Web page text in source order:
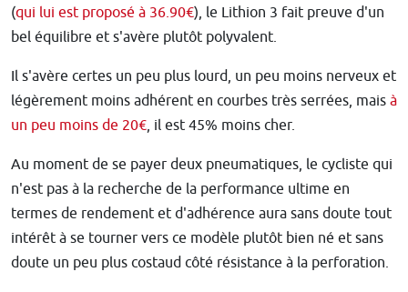
(qui lui est proposé à 36.90€), le Lithion 3 fait preuve d'un
bel équilibre et s'avère plutôt polyvalent.
Il s'avère certes un peu plus lourd, un peu moins nerveux et
légèrement moins adhérent en courbes très serrées, mais à
un peu moins de 20€, il est 45% moins cher.
Au moment de se payer deux pneumatiques, le cycliste qui
n'est pas à la recherche de la performance ultime en
termes de rendement et d'adhérence aura sans doute tout
intérêt à se tourner vers ce modèle plutôt bien né et sans
doute un peu plus costaud côté résistance à la perforation.